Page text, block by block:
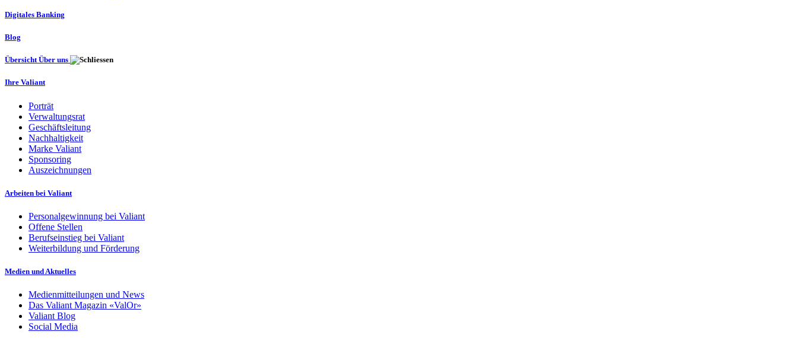
Digitales Banking
Blog
Übersicht Über uns
Ihre Valiant
Porträt
Verwaltungsrat
Geschäftsleitung
Nachhaltigkeit
Marke Valiant
Sponsoring
Auszeichnungen
Arbeiten bei Valiant
Personalgewinnung bei Valiant
Offene Stellen
Berufseinstieg bei Valiant
Weiterbildung und Förderung
Medien und Aktuelles
Medienmitteilungen und News
Das Valiant Magazin «ValOr»
Valiant Blog
Social Media